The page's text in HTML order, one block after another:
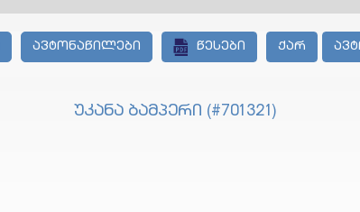
ავტონაწილები წესები ქარ
უკანა ბამპერი (#701321)